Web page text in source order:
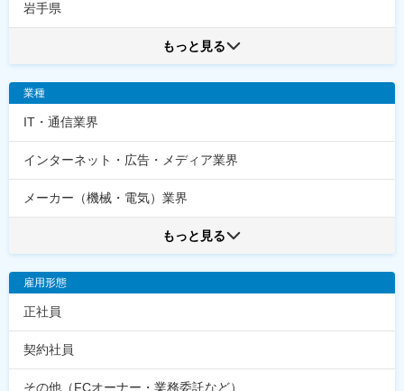
岩手県
もっと見る
業種
IT・通信業界
インターネット・広告・メディア業界
メーカー（機械・電気）業界
もっと見る
雇用形態
正社員
契約社員
その他（FCオーナー・業務委託など）